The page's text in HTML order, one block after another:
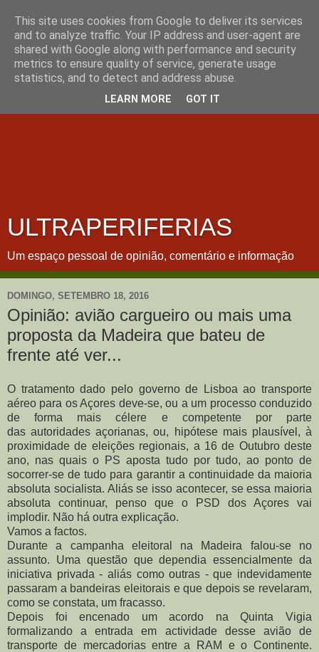
ULTRAPERIFERIAS
Um espaço pessoal de opinião, comentário e informação
DOMINGO, SETEMBRO 18, 2016
Opinião: avião cargueiro ou mais uma
proposta da Madeira que bateu de
frente até ver...
O tratamento dado pelo governo de Lisboa ao transporte
aéreo para os Açores deve-se, ou a um processo conduzido
de forma mais célere e competente por parte
das autoridades açorianas, ou, hipótese mais plausível, à
proximidade de eleições regionais, a 16 de Outubro deste
ano, nas quais o PS aposta tudo por tudo, ao ponto de
socorrer-se de tudo para garantir a continuidade da maioria
absoluta socialista. Aliás se isso acontecer, se essa maioria
absoluta continuar, penso que o PSD dos Açores vai
implodir. Não há outra explicação.
Vamos a factos.
Durante a campanha eleitoral na Madeira falou-se no
assunto. Uma questão que dependia essencialmente da
iniciativa privada - aliás como outras - que indevidamente
passaram a bandeiras eleitorais e que depois se revelaram,
como se constata, um fracasso.
Depois foi encenado um acordo na Quinta Vigia
formalizando a entrada em actividade desse avião de
transporte de mercadorias entre a RAM e o Continente.
This site uses cookies from Google to deliver its services
and to analyze traffic. Your IP address and user-agent are
shared with Google along with performance and security
metrics to ensure quality of service, generate usage
statistics, and to detect and address abuse.
LEARN MORE GOT IT